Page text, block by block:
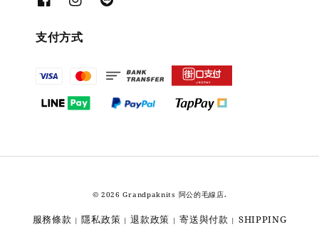
支付方式
© 2026 Grandpaknits 阿公的毛線店.
服務條款 | 隱私政策 |退款政策 |寄送與付款 | SHIPPING